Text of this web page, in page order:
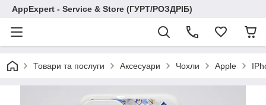
AppExpert - Service & Store (ГУРТ/РОЗДРІБ)
Товари та послуги Аксесуари Чохли Apple